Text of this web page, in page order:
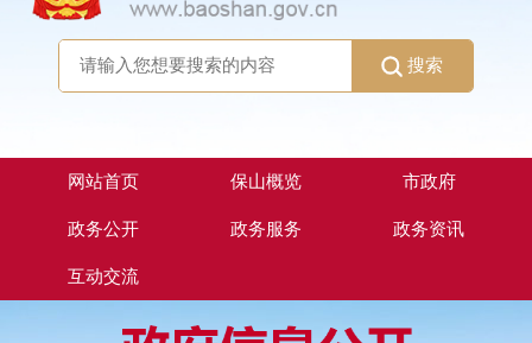
搜索
网站首页 保山概览 市政府
政务公开 政务服务 政务资讯
互动交流